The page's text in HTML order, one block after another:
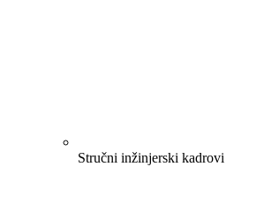
Stručni inžinjerski kadrovi